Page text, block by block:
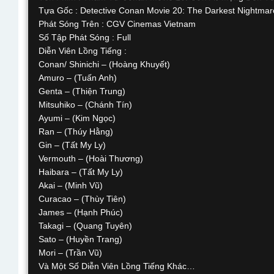
Tựa Gốc : Detective Conan Movie 20: The Darkest
Phát Sóng Trên : CGV Cinemas Vietnam
Số Tập Phát Sóng : Full
Diễn Viên Lồng Tiếng :
Conan/ Shinichi – (Hoàng Khuyết)
Amuro – (Tuấn Anh)
Genta – (Thiện Trung)
Mitsuhiko – (Chánh Tín)
Ayumi – (Kim Ngọc)
Ran – (Thúy Hằng)
Gin – (Tất My Ly)
Vermouth – (Hoài Thương)
Haibara – (Tất My Ly)
Akai – (Minh Vũ)
Curacao – (Thùy Tiên)
James – (Hạnh Phúc)
Takagi – (Quang Tuyên)
Sato – (Huyền Trang)
Mori – (Trần Vũ)
Và Một Số Diễn Viên Lồng Tiếng Khác…